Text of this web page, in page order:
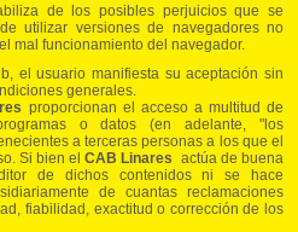
de los posibles perjuicios que se
utilizar versiones de navegadores no
mal funcionamiento del navegador.
el usuario manifiesta su aceptación sin
generales.
proporcionan el acceso a multitud de
o datos (en adelante, "los
a terceras personas a los que el
Si bien elCAB Linares actúa de buena
de dichos contenidos ni se hace
de cuantas reclamaciones
fiabilidad, exactitud o corrección de los